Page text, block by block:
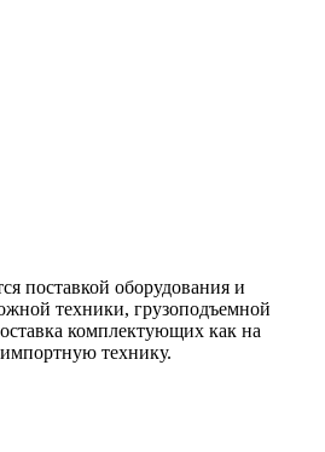
поставкой оборудования и
техники, грузоподъемной
комплектующих как на
технику.